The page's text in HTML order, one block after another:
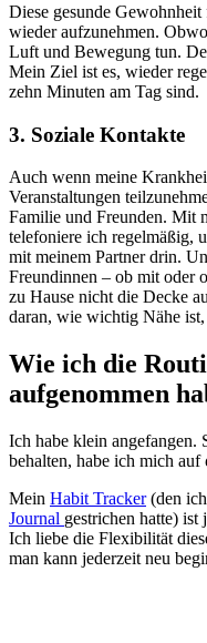
Diese gesunde
wieder aufzunehmen.
Luft und Bewegung tun.
Mein Ziel ist es, wieder
zehn Minuten am Tag sind.
3. Soziale Kontakte
Auch wenn meine
Veranstaltungen
Familie und Freunden. Mit
telefoniere ich regelmäßig,
mit meinem Partner drin.
Freundinnen – ob mit oder
zu Hause nicht die Decke
daran, wie wichtig Nähe
Wie ich die
aufgenommen
Ich habe klein angefangen.
behalten, habe ich mich auf
Mein Habit Tracker(den ich
Journal gestrichen hatte)
Ich liebe die Flexibilität
man kann jederzeit neu